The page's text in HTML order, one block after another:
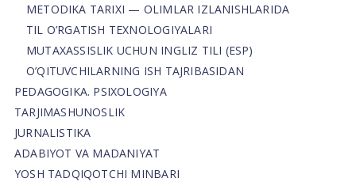
METODIKA TARIXI — OLIMLAR IZLANISHLARIDA
TIL O’RGATISH TEXNOLOGIYALARI
MUTAXASSISLIK UCHUN INGLIZ TILI (ESP)
O’QITUVCHILARNING ISH TAJRIBASIDAN
PEDAGOGIKA. PSIXOLOGIYA
TARJIMASHUNOSLIK
JURNALISTIKA
ADABIYOT VA MADANIYAT
YOSH TADQIQOTCHI MINBARI